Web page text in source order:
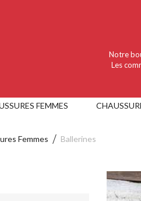
FEMMES
Notre
Les
Femmes Ballerines